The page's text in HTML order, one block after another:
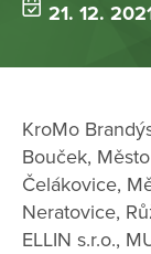
21. 12.
KroMo
Bouček,
Čelákovice,
Neratovice,
ELLIN s.r.o.,